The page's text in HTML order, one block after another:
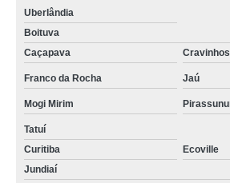
Uberlândia
Boituva
Caçapava
Cravinhos
Franco da Rocha Jaú
Mogi Mirim
Tatuí
Curitiba
Ecoville
Jundiaí